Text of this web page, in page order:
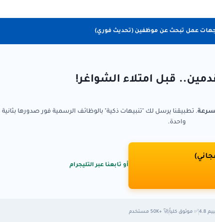
عمل تبحث عن موظفين (تحديث فوري)
قبل امتلاء الشواغر!
. تطبيقنا يرسل لك "تنبيهات ذكية" بالوظائف الرسمية فور صدورها بثانية
واحدة.
أو تابعنا عبر التليجرام
4.8 ✅ موثوق كلياً 🚀 +50K مستخدم